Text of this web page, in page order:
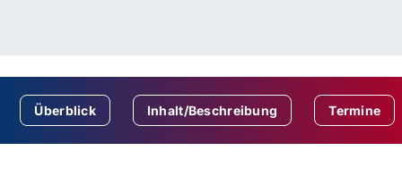
Überblick Inhalt/Beschreibung Termine